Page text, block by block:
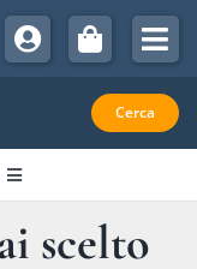
Cerca
scelto